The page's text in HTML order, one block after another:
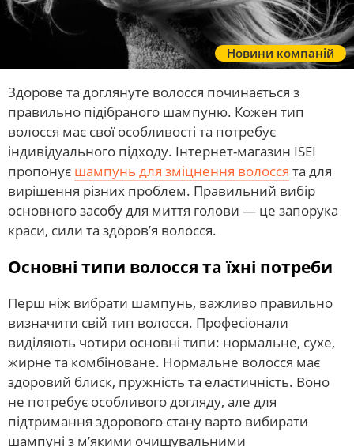
Новини компаній
Здорове та доглянуте волосся починається з
правильно підібраного шампуню. Кожен тип
волосся має свої особливості та потребує
індивідуального підходу. Інтернет-магазин ISEI
пропонує шампунь для зміцнення волосся та для
вирішення різних проблем. Правильний вибір
основного засобу для миття голови — це запорука
краси, сили та здоров’я волосся.
Основні типи волосся та їхні потреби
Перш ніж вибрати шампунь, важливо правильно
визначити свій тип волосся. Професіонали
виділяють чотири основні типи: нормальне, сухе,
жирне та комбіноване. Нормальне волосся має
здоровий блиск, пружність та еластичність. Воно
не потребує особливого догляду, але для
підтримання здорового стану варто вибирати
шампуні з м’якими очищувальними